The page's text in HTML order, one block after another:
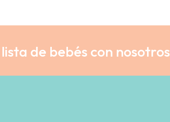
de bebés con nosotros